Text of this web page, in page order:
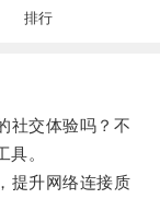
排行
交体验吗？不
。
升网络连接质